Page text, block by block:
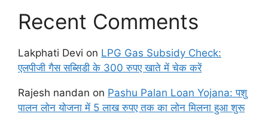
Recent Comments
Lakphati Devi on LPG Gas Subsidy Check:
एलपीजी गैस सब्सिडी के 300 रुपए खाते में चेक करें
Rajesh nandan on Pashu Palan Loan Yojana: पशु
पालन लोन योजना में 5 लाख रुपए तक का लोन मिलना हुआ शुरू